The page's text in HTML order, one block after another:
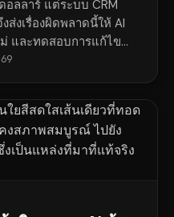
วลลาร์ แต่ระบบ CRM
ส่งเรื่องผิดพลาดนี้ให้ AI
ม่ และทดสอบการแก้ไข